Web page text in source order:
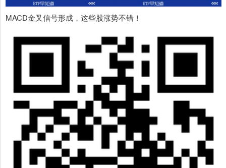
MACD金叉信号形成，这些股涨势不错！